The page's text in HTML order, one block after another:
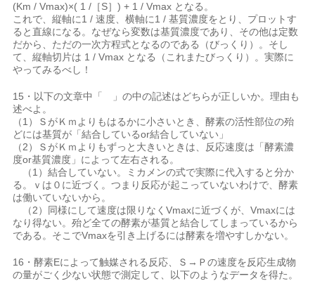
(Km / Vmax)×( 1 /［S］) + 1 / Vmax となる。
これで、縦軸に1 / 速度、横軸に1 / 基質濃度をとり、プロットす
ると直線になる。なぜなら変数は基質濃度であり、その他は定数
だから、ただの一次方程式となるのである（びっくり）。そし
て、縦軸切片は 1 / Vmax となる（これまたびっくり）。実際に
やってみるべし！
15・以下の文章中「 」の中の記述はどちらが正しいか。理由も
述べよ。
（1）ＳがＫｍよりもはるかに小さいとき、酵素の活性部位の殆
どには基質が「結合しているor結合していない」
（2）ＳがＫｍよりもずっと大きいときは、反応速度は「酵素濃
度or基質濃度」によって左右される。
（1）結合していない。ミカメンの式で実際に代入すると分か
る。ｖは０に近づく。つまり反応が起こっていないわけで、酵素
は働いていないから。
（2）同様にして速度は限りなくVmaxに近づくが、Vmaxには
なり得ない。殆ど全ての酵素が基質と結合してしまっているから
である。そこでVmaxを引き上げるには酵素を増やすしかない。
16・酵素Eによって触媒される反応、Ｓ→Ｐの速度を反応生成物
の量がごく少ない状態で測定して、以下のようなデータを得た。